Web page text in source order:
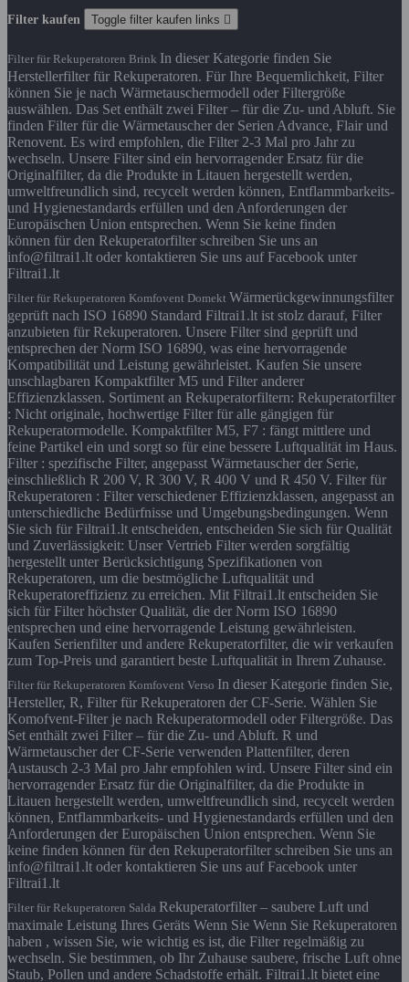
Filter kaufen Toggle filter kaufen links 
Filter für Rekuperatoren Brink In dieser Kategorie finden Sie
Herstellerfilter für Rekuperatoren. Für Ihre Bequemlichkeit, Filter
können Sie je nach Wärmetauschermodell oder Filtergröße
auswählen. Das Set enthält zwei Filter – für die Zu- und Abluft. Sie
finden Filter für die Wärmetauscher der Serien Advance, Flair und
Renovent. Es wird empfohlen, die Filter 2-3 Mal pro Jahr zu
wechseln. Unsere Filter sind ein hervorragender Ersatz für die
Originalfilter, da die Produkte in Litauen hergestellt werden,
umweltfreundlich sind, recycelt werden können, Entflammbarkeits-
und Hygienestandards erfüllen und den Anforderungen der
Europäischen Union entsprechen. Wenn Sie keine finden
können für den Rekuperatorfilter schreiben Sie uns an
info@filtrai1.lt oder kontaktieren Sie uns auf Facebook unter
Filtrai1.lt
Filter für Rekuperatoren Komfovent Domekt Wärmerückgewinnungsfilter
geprüft nach ISO 16890 Standard Filtrai1.lt ist stolz darauf, Filter
anzubieten für Rekuperatoren. Unsere Filter sind geprüft und
entsprechen der Norm ISO 16890, was eine hervorragende
Kompatibilität und Leistung gewährleistet. Kaufen Sie unsere
unschlagbaren Kompaktfilter M5 und Filter anderer
Effizienzklassen. Sortiment an Rekuperatorfiltern: Rekuperatorfilter
: Nicht originale, hochwertige Filter für alle gängigen für
Rekuperatormodelle. Kompaktfilter M5, F7 : fängt mittlere und
feine Partikel ein und sorgt so für eine bessere Luftqualität im Haus.
Filter : spezifische Filter, angepasst Wärmetauscher der Serie,
einschließlich R 200 V, R 300 V, R 400 V und R 450 V. Filter für
Rekuperatoren : Filter verschiedener Effizienzklassen, angepasst an
unterschiedliche Bedürfnisse und Umgebungsbedingungen. Wenn
Sie sich für Filtrai1.lt entscheiden, entscheiden Sie sich für Qualität
und Zuverlässigkeit: Unser Vertrieb Filter werden sorgfältig
hergestellt unter Berücksichtigung Spezifikationen von
Rekuperatoren, um die bestmögliche Luftqualität und
Rekuperatoreffizienz zu erreichen. Mit Filtrai1.lt entscheiden Sie
sich für Filter höchster Qualität, die der Norm ISO 16890
entsprechen und eine hervorragende Leistung gewährleisten.
Kaufen Serienfilter und andere Rekuperatorfilter, die wir verkaufen
zum Top-Preis und garantiert beste Luftqualität in Ihrem Zuhause.
Filter für Rekuperatoren Komfovent Verso In dieser Kategorie finden Sie,
Hersteller, R, Filter für Rekuperatoren der CF-Serie. Wählen Sie
Komofvent-Filter je nach Rekuperatormodell oder Filtergröße. Das
Set enthält zwei Filter – für die Zu- und Abluft. R und
Wärmetauscher der CF-Serie verwenden Plattenfilter, deren
Austausch 2-3 Mal pro Jahr empfohlen wird. Unsere Filter sind ein
hervorragender Ersatz für die Originalfilter, da die Produkte in
Litauen hergestellt werden, umweltfreundlich sind, recycelt werden
können, Entflammbarkeits- und Hygienestandards erfüllen und den
Anforderungen der Europäischen Union entsprechen. Wenn Sie
keine finden können für den Rekuperatorfilter schreiben Sie uns an
info@filtrai1.lt oder kontaktieren Sie uns auf Facebook unter
Filtrai1.lt
Filter für Rekuperatoren Salda Rekuperatorfilter – saubere Luft und
maximale Leistung Ihres Geräts Wenn Sie Wenn Sie Rekuperatoren
haben , wissen Sie, wie wichtig es ist, die Filter regelmäßig zu
wechseln. Sie bestimmen, ob Ihr Zuhause saubere, frische Luft ohne
Staub, Pollen und andere Schadstoffe erhält. Filtrai1.lt bietet eine